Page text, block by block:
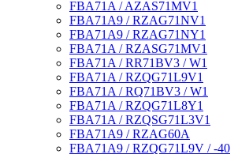
FBA71A / AZAS71MV1
FBA71A9 / RZAG71NV1
FBA71A9 / RZAG71NY1
FBA71A / RZASG71MV1
FBA71A / RR71BV3 / W1
FBA71A / RZQG71L9V1
FBA71A / RQ71BV3 / W1
FBA71A / RZQG71L8Y1
FBA71A / RZQSG71L3V1
FBA71A9 / RZAG60A
FBA71A9 / RZQG71L9V / -40